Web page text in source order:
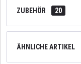
ZUBEHÖR 20
ÄHNLICHE ARTIKEL